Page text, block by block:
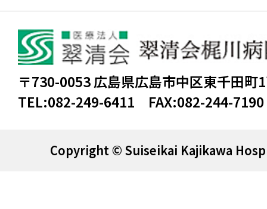
〒730-0053 広島県広島市中区東千田町
TEL:082-249-6411 FAX:082-244-7190
Copyright © Suiseikai Kajikawa